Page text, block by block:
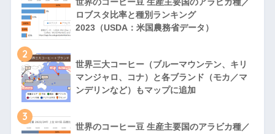
ロブスタ比率と種別ランキング
2023（USDA：米国農務省データ）
2
世界三大コーヒー（ブルーマウンテン、キリ
マンジャロ、コナ）と各ブランド（モカ／マ
ンデリンなど）もマップに追加
3
世界のコーヒー豆 生産主要国のアラビカ種／